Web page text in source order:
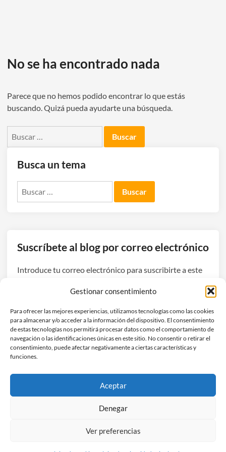
Gestionar consentimiento
Para ofrecer las mejores experiencias, utilizamos tecnologías como las cookies
para almacenar y/o acceder a la información del dispositivo. El consentimiento
de estas tecnologías nos permitirá procesar datos como el comportamiento de
navegación o las identificaciones únicas en este sitio. No consentir o retirar el
consentimiento, puede afectar negativamente a ciertas características y
funciones.
Aceptar
Denegar
Ver preferencias
No se ha encontrado nada
Parece que no hemos podido encontrar lo que estás
buscando. Quizá pueda ayudarte una búsqueda.
Busca un tema
Suscríbete al blog por correo electrónico
Introduce tu correo electrónico para suscribirte a este
de
correo
electrónico
Suscribirse
Únete a otros 3 suscriptores
Hefestec
Funciona con WordPress HybridMag.